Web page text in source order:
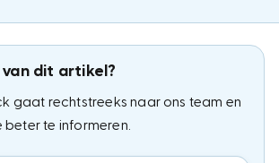
dit artikel?
gaat rechtstreeks naar ons team en
beter te informeren.